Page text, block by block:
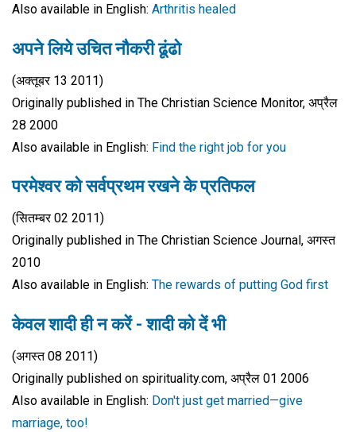
Also available in English: Arthritis healed
अपने लिये उचित नौकरी ढूंढो
(अक्तूबर 13 2011)
Originally published in The Christian Science Monitor, अप्रैल
28 2000
Also available in English: Find the right job for you
परमेश्वर को सर्वप्रथम रखने के प्रतिफल
(सितम्बर 02 2011)
Originally published in The Christian Science Journal, अगस्त
2010
Also available in English: The rewards of putting God first
केवल शादी ही न करें - शादी को दें भी
(अगस्त 08 2011)
Originally published on spirituality.com, अप्रैल 01 2006
Also available in English: Don't just get married—give
marriage, too!